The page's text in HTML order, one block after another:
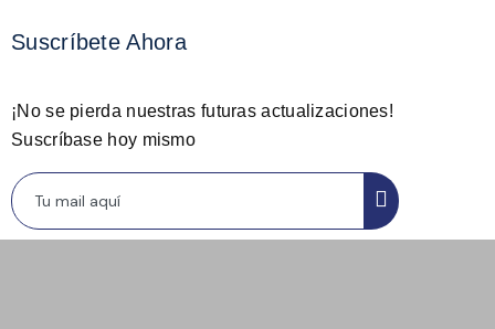
Suscríbete Ahora
¡No se pierda nuestras futuras actualizaciones!
Suscríbase hoy mismo